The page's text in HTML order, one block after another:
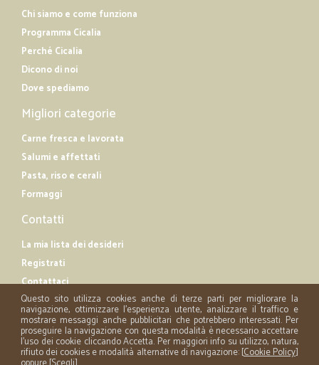
Chi siamo e come funziona
Programma Cicalia
Perché Cicalia
Dicono di noi
Dove spediamo
Migliori categorie
Carne fresca e lavorata
Salumi e affettati
Pasta, riso e cerali
Formaggi
Contatti
La mia lista dei desideri
Registrati
Contattaci
Questo sito utilizza cookies anche di terze parti per migliorare la
navigazione, ottimizzare l'esperienza utente, analizzare il traffico e
mostrare messaggi anche pubblicitari che potrebbero interessati. Per
proseguire la navigazione con questa modalità è necessario accettare
l'uso dei cookie cliccando Accetta. Per maggiori info su utilizzo, natura,
rifiuto dei cookies e modalità alternative di navigazione: [Cookie Policy]